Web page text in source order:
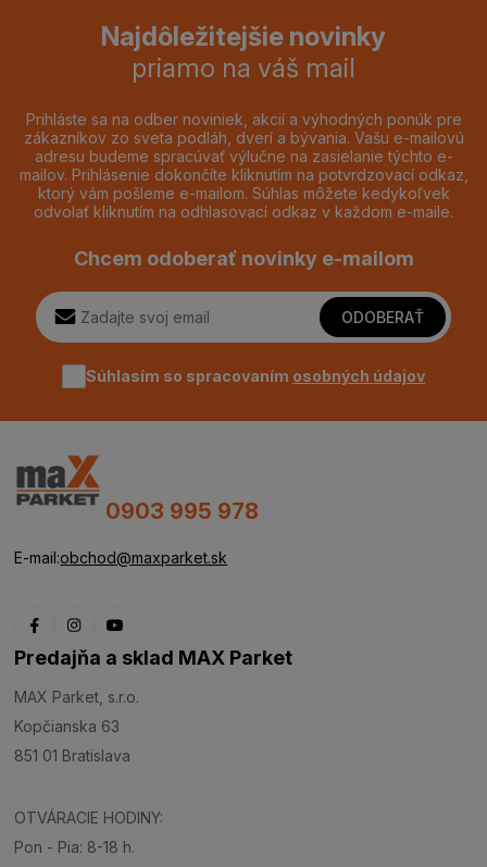
Najdôležitejšie novinky
priamo na váš mail
Prihláste sa na odber noviniek, akcií a výhodných ponúk pre
zákazníkov zo sveta podláh, dverí a bývania. Vašu e-mailovú
adresu budeme spracúvať výlučne na zasielanie týchto e-
mailov. Prihlásenie dokončíte kliknutím na potvrdzovací odkaz,
ktorý vám pošleme e-mailom. Súhlas môžete kedykoľvek
odvolať kliknutím na odhlasovací odkaz v každom e-maile.
Chcem odoberať novinky e-mailom
ODOBERAŤ
Súhlasím so spracovaním osobných údajov
0903 995 978
E-mail:obchod@maxparket.sk
Predajňa a sklad MAX Parket
MAX Parket, s.r.o.
Kopčianska 63
851 01 Bratislava
OTVÁRACIE HODINY:
Pon - Pia: 8-18 h.